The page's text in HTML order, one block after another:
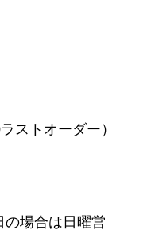
ストオーダー）
の場合は日曜営